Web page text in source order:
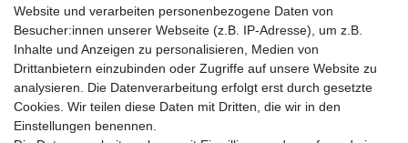
Newsletter-Anmeldung
FAQ / Fragen
Mein Warenkorb
Mein Merkzettel
Mein Konto
UNSER LADENGESCHÄFT
Website und verarbeiten personenbezogene Daten von
Besucher:innen unserer Webseite (z.B. IP-Adresse), um z.B.
Inhalte und Anzeigen zu personalisieren, Medien von
Drittanbietern einzubinden oder Zugriffe auf unsere Website zu
analysieren. Die Datenverarbeitung erfolgt erst durch gesetzte
Cookies. Wir teilen diese Daten mit Dritten, die wir in den
Einstellungen benennen.